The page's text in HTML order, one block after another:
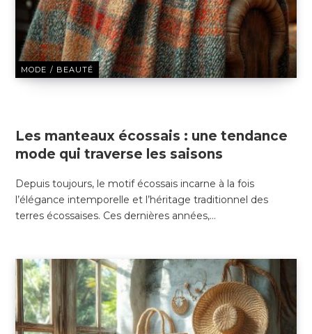
MODE / BEAUTÉ
Les manteaux écossais : une tendance
mode qui traverse les saisons
Depuis toujours, le motif écossais incarne à la fois
l’élégance intemporelle et l’héritage traditionnel des
terres écossaises. Ces dernières années,…